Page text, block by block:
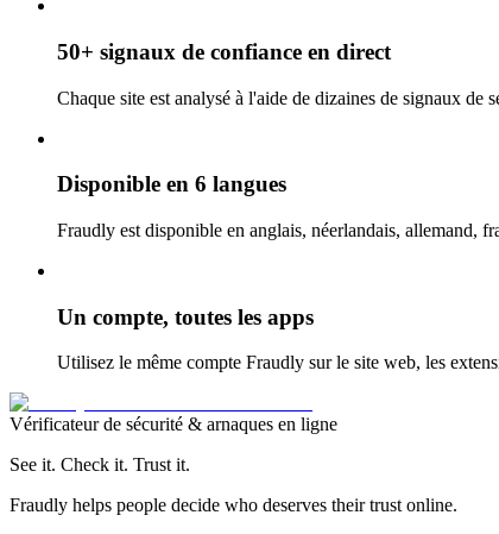
50+ signaux de confiance en direct
Chaque site est analysé à l'aide de dizaines de signaux
Disponible en 6 langues
Fraudly est disponible en anglais, néerlandais, allemand,
Un compte, toutes les apps
Utilisez le même compte Fraudly sur le site web, les
Vérificateur de sécurité & arnaques en ligne
See it. Check it. Trust it.
Fraudly helps people decide who deserves their trust online.